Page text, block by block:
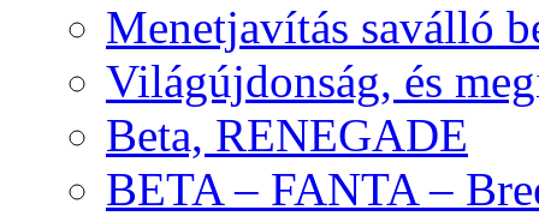
Menetjavítás saválló
Világújdonság, és
Beta, RENEGADE
BETA – FANTA –